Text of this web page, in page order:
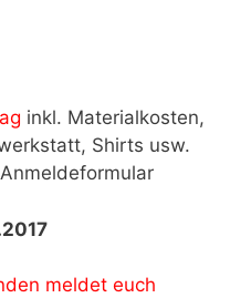
inkl. Materialkosten,
Shirts usw.
meldet euch